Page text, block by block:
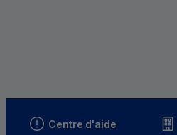
Centre d'aide